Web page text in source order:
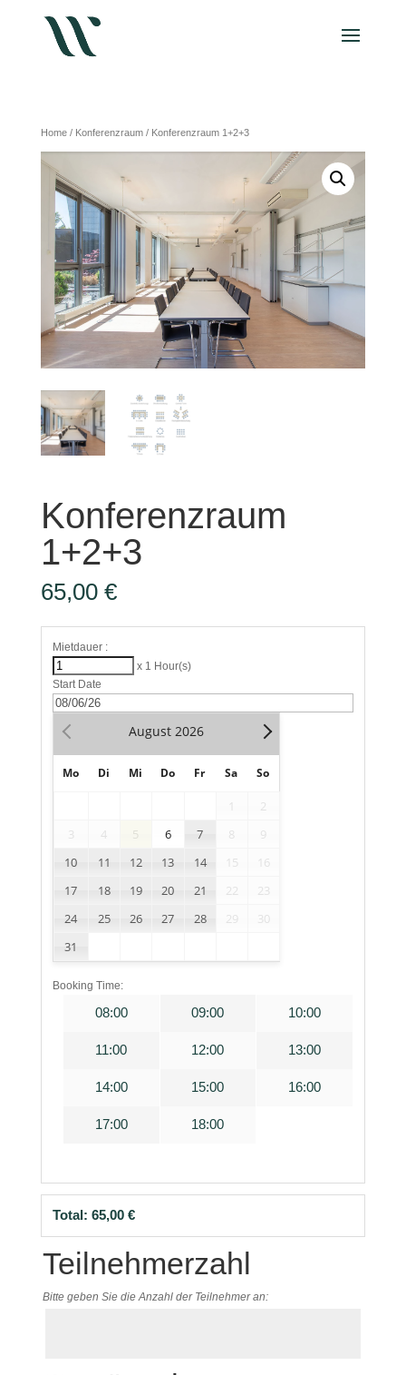
Home/ Konferenzraum/ Konferenzraum 1+2+3
Konferenzraum
1+2+3
65,00 €
Mietdauer :
x 1 Hour(s)
Start Date
August 2026
Mo Di Mi Do Fr Sa So
2
3
4 5 6 7 8
9
10
11 12 13 14 15
16
17
18 19 20 21 22
23
24
25 26 27 28 29
30
31
Booking Time:
08:00 09:00 10:00
11:00 12:00 13:00
14:00 15:00 16:00
17:00 18:00
Total: 65,00 €
Teilnehmerzahl
Bitte geben Sie die Anzahl der Teilnehmer an: